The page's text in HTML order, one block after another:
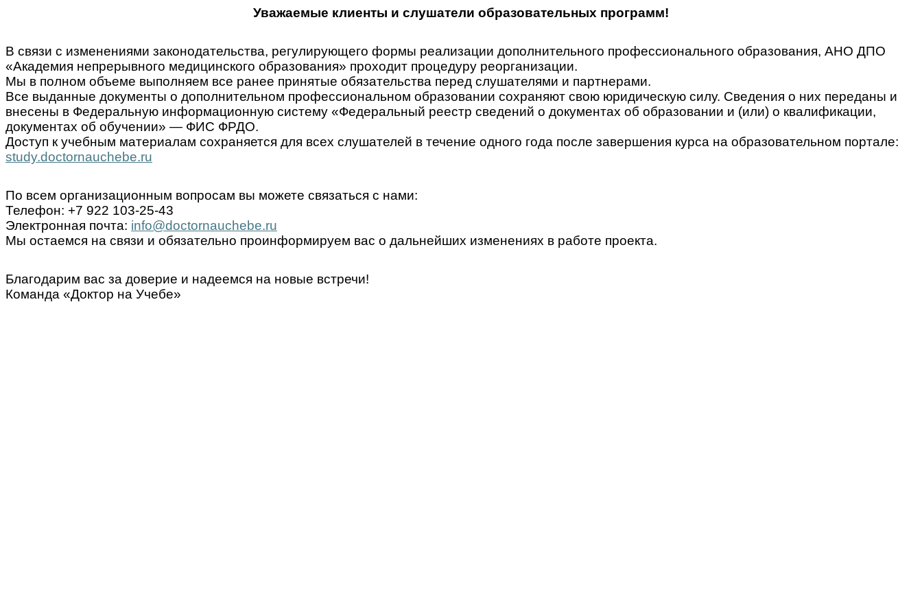
Уважаемые клиенты и слушатели образовательных программ!
В связи с изменениями законодательства, регулирующего формы реализации дополнительного профессионального образования, АНО ДПО
«Академия непрерывного медицинского образования» проходит процедуру реорганизации.
Мы в полном объеме выполняем все ранее принятые обязательства перед слушателями и партнерами.
Все выданные документы о дополнительном профессиональном образовании сохраняют свою юридическую силу. Сведения о них переданы и
внесены в Федеральную информационную систему «Федеральный реестр сведений о документах об образовании и (или) о квалификации,
документах об обучении» — ФИС ФРДО.
Доступ к учебным материалам сохраняется для всех слушателей в течение одного года после завершения курса на образовательном портале:
study.doctornauchebe.ru
По всем организационным вопросам вы можете связаться с нами:
Телефон: +7 922 103-25-43
Электронная почта: info@doctornauchebe.ru
Мы остаемся на связи и обязательно проинформируем вас о дальнейших изменениях в работе проекта.
Благодарим вас за доверие и надеемся на новые встречи!
Команда «Доктор на Учебе»